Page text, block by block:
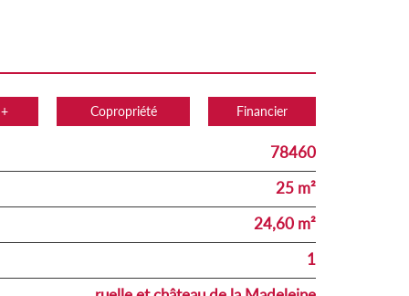
Copropriété Financier
78460
25 m²
24,60 m²
1